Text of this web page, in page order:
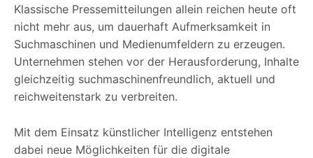
Klassische Pressemitteilungen allein reichen heute oft
nicht mehr aus, um dauerhaft Aufmerksamkeit in
Suchmaschinen und Medienumfeldern zu erzeugen.
Unternehmen stehen vor der Herausforderung, Inhalte
gleichzeitig suchmaschinenfreundlich, aktuell und
reichweitenstark zu verbreiten.
Mit dem Einsatz künstlicher Intelligenz entstehen
dabei neue Möglichkeiten für die digitale